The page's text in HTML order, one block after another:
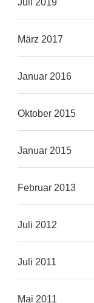
Juli 2019
März 2017
Januar 2016
Oktober 2015
Januar 2015
Februar 2013
Juli 2012
Juli 2011
Mai 2011